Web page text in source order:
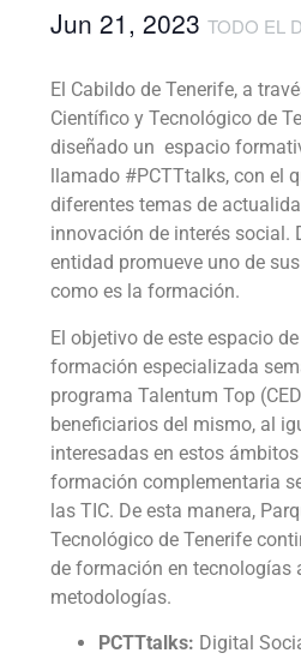
Jun 21, 2023 TODO EL
El Cabildo de Tenerife, a
Científico y Tecnológico de
diseñado un espacio
llamado #PCTTtalks, con el
diferentes temas de
innovación de interés social.
entidad promueve uno de
como es la formación.
El objetivo de este espacio
formación especializada
programa Talentum Top
beneficiarios del mismo, al
interesadas en estos
formación complementaria
las TIC. De esta manera,
Tecnológico de Tenerife
de formación en tecnologías
metodologías.
PCTTtalks: Digital